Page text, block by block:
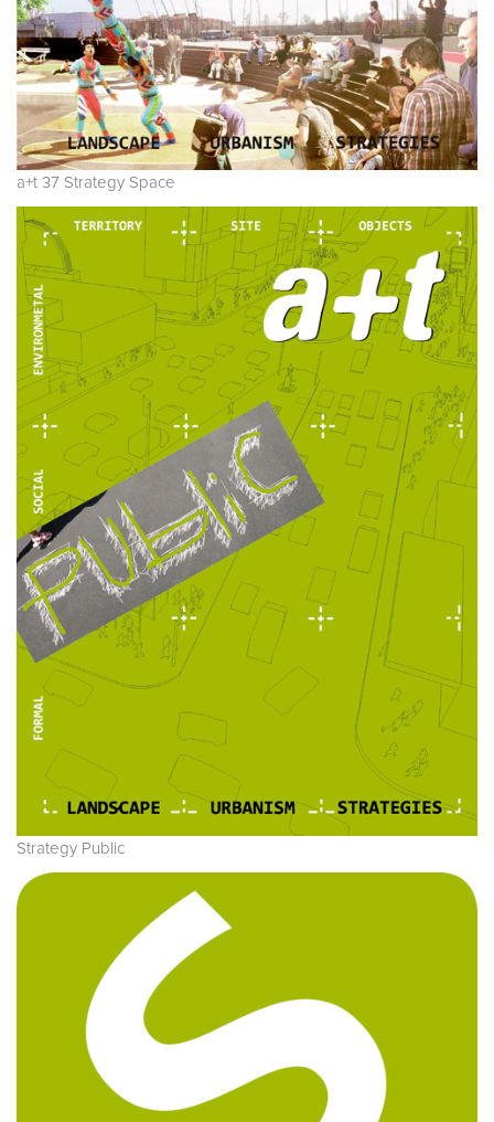
a+t 37 Strategy Space
Strategy Public